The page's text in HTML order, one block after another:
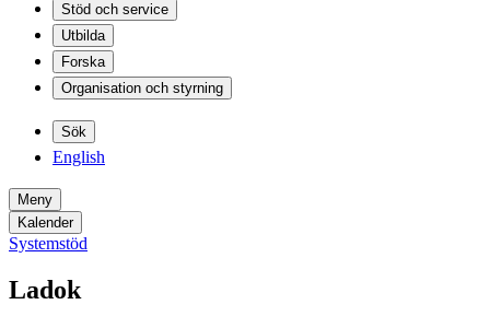
Stöd och service
Utbilda
Forska
Organisation och styrning
Sök
English
Meny
Kalender
Systemstöd
Ladok